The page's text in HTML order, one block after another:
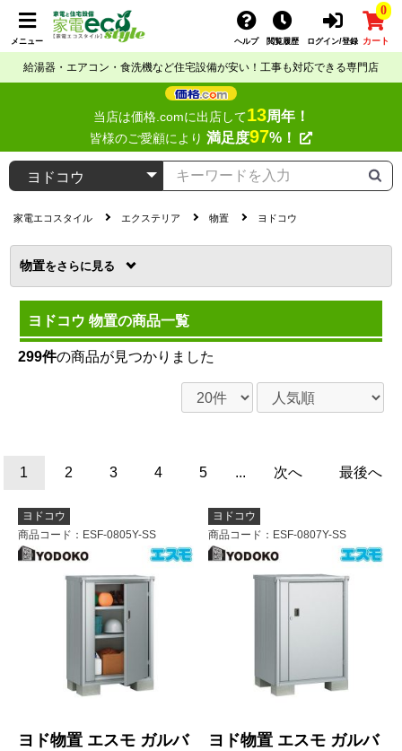
メニュー ヘルプ 閲覧履歴 ログイン/登録
0
カート
給湯器・エアコン・食洗機など住宅設備が安い！工事も対応できる専門店
当店は価格.comに出店して13周年！
皆様のご愛顧により 満足度97%！
家電エコスタイル エクステリア 物置 ヨドコウ
物置を
ヨドコウ 物置の商品一覧
299件の商品が見つかりました
1 2 3 4 5 ... 次へ 最後へ
ヨドコウ
商品コード ：ESF-0805Y-SS
ヨド物置 エスモ ガルバ
ヨドコウ
商品コード ：ESF-0807Y-SS
ヨド物置 エスモ ガルバ